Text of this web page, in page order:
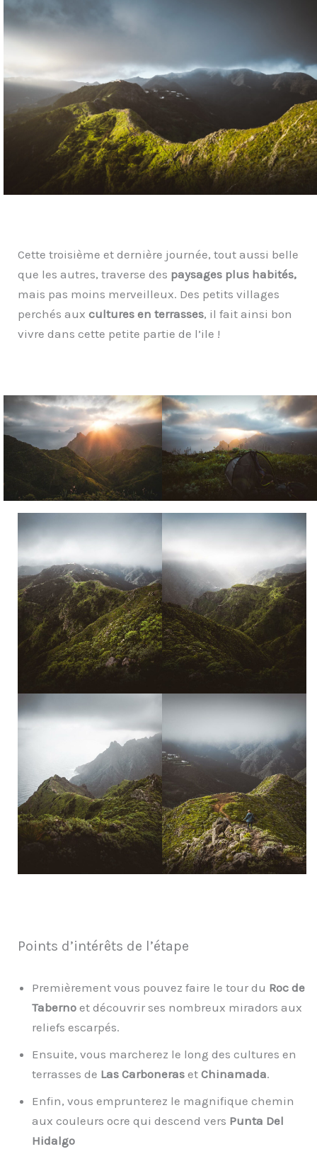
Cette troisième et dernière journée, tout aussi belle
que les autres, traverse des paysages plus habités,
mais pas moins merveilleux. Des petits villages
perchés aux cultures en terrasses, il fait ainsi bon
vivre dans cette petite partie de l’ile !
Points d’intérêts de l’étape
Premièrement vous pouvez faire le tour du Roc de
Taberno et découvrir ses nombreux miradors aux
reliefs escarpés.
Ensuite, vous marcherez le long des cultures en
terrasses de Las Carboneras et Chinamada.
Enfin, vous emprunterez le magnifique chemin
aux couleurs ocre qui descend vers Punta Del
Hidalgo